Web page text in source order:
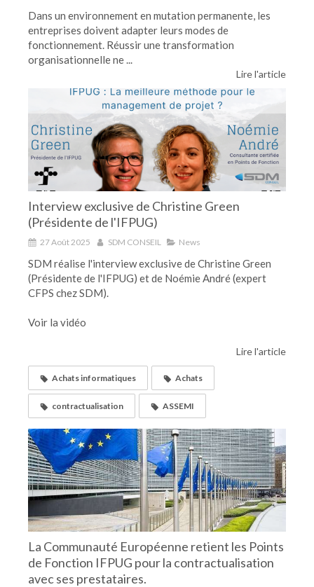
Dans un environnement en mutation permanente, les
entreprises doivent adapter leurs modes de
fonctionnement. Réussir une transformation
organisationnelle ne ...
Lire l'article
Interview exclusive de Christine Green
(Présidente de l'IFPUG)
27 Août 2025 SDM CONSEIL News
SDM réalise l'interview exclusive de Christine Green
(Présidente de l'IFPUG) et de Noémie André (expert
CFPS chez SDM).
Voir la vidéo
Lire l'article
Achats informatiques Achats
contractualisation ASSEMI
La Communauté Européenne retient les Points
de Fonction IFPUG pour la contractualisation
avec ses prestataires.